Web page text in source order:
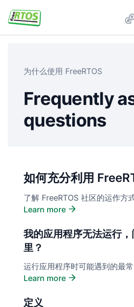
为什么使用 FreeRTOS
Frequently
questions
如何充分利用
了解 FreeRTOS 社区的运作方式
Learn more
我的应用程序无法运行
里？
运行应用程序时可能遇到的最常
Learn more
定义